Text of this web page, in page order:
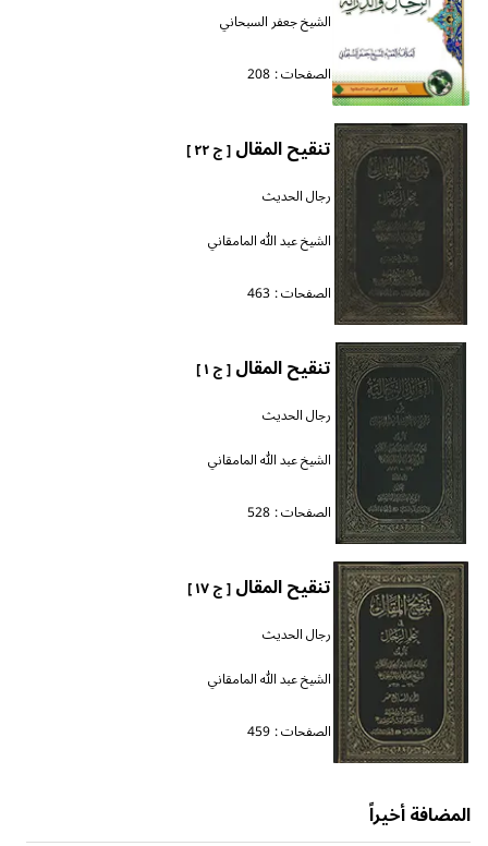
الشيخ جعفر السبحاني
الصفحات : 208
تنقيح المقال[ ج ٢٢ ]
رجال الحديث
الشيخ عبد الله المامقاني
الصفحات : 463
تنقيح المقال[ ج ١ ]
رجال الحديث
الشيخ عبد الله المامقاني
الصفحات : 528
تنقيح المقال[ ج ١٧ ]
رجال الحديث
الشيخ عبد الله المامقاني
الصفحات : 459
المضافة أخيراً